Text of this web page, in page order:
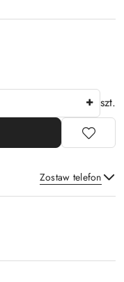
szt.
Zostaw telefon